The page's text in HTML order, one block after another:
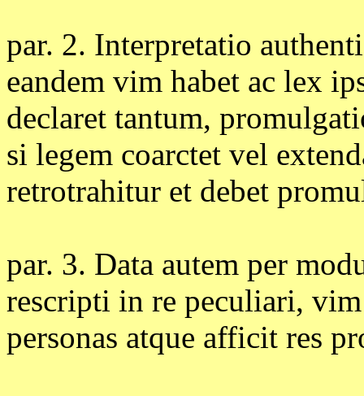
par. 2. Interpretatio
eandem vim habet ac lex
declaret tantum,
si legem coarctet vel
retrotrahitur et debet
par. 3. Data autem per
rescripti in re peculiari,
personas atque afficit res